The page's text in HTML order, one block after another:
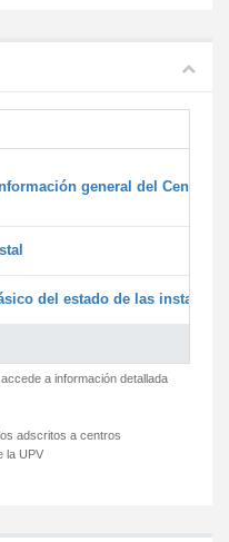
general del Centro y
del estado de las
a información detallada
adscritos a centros
la UPV